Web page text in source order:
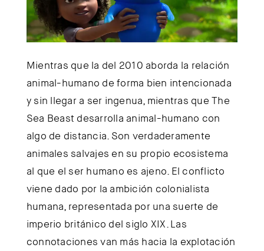
Mientras que la del 2010 aborda la relación
animal-humano de forma bien intencionada
y sin llegar a ser ingenua, mientras que The
Sea Beast desarrolla animal-humano con
algo de distancia. Son verdaderamente
animales salvajes en su propio ecosistema
al que el ser humano es ajeno. El conflicto
viene dado por la ambición colonialista
humana, representada por una suerte de
imperio británico del siglo XIX. Las
connotaciones van más hacia la explotación